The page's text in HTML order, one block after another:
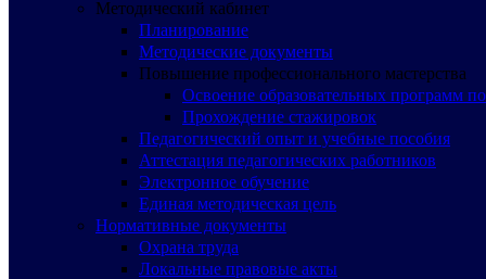
Методический кабинет
Планирование
Методические документы
Повышение профессионального мастерства
Освоение образовательных программ
Прохождение стажировок
Педагогический опыт и учебные пособия
Аттестация педагогических работников
Электронное обучение
Единая методическая цель
Нормативные документы
Охрана труда
Локальные правовые акты